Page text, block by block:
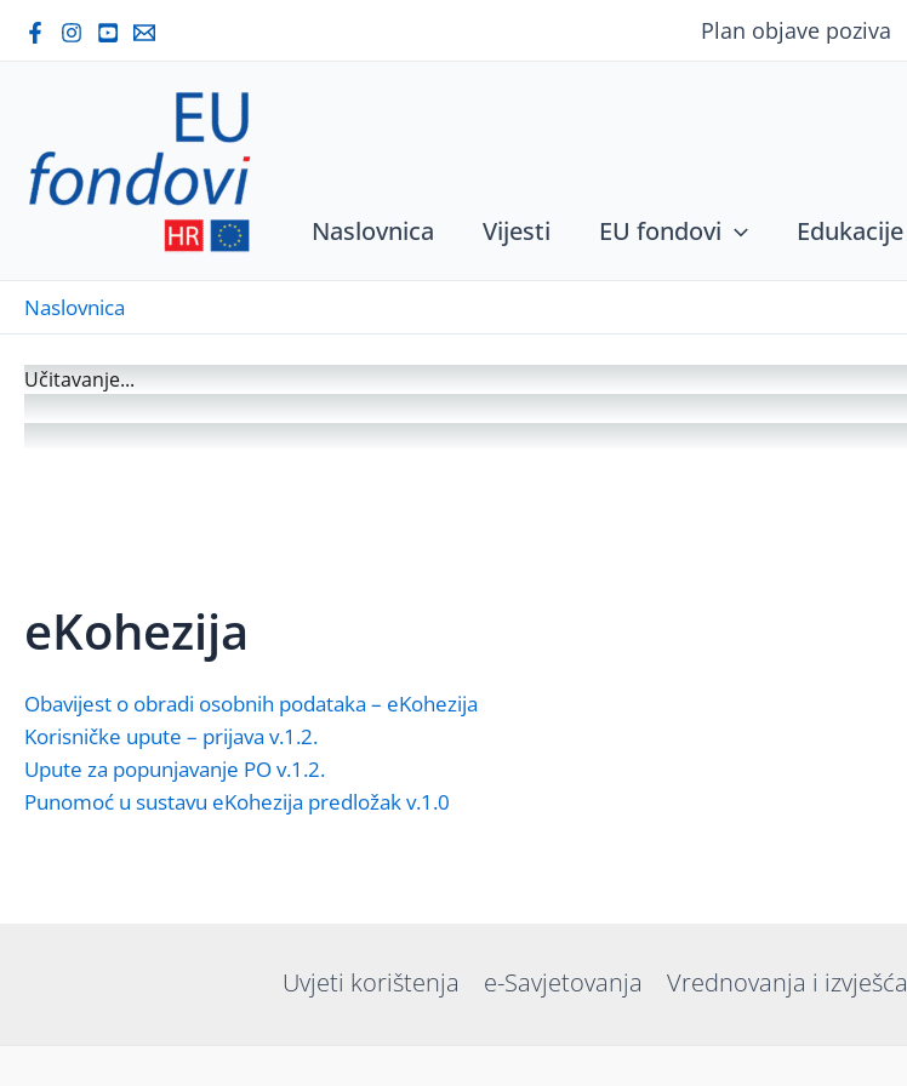
Skip
Plan objave poziva
Naslovnica Vijesti EU fondovi Edukacije
Naslovnica
eKohezija
Obavijest o obradi osobnih podataka – eKohezija
Korisničke upute – prijava v.1.2.
Upute za popunjavanje PO v.1.2.
Punomoć u sustavu eKohezija predložak v.1.0
Uvjeti korištenja e-Savjetovanja Vrednovanja i izvješća